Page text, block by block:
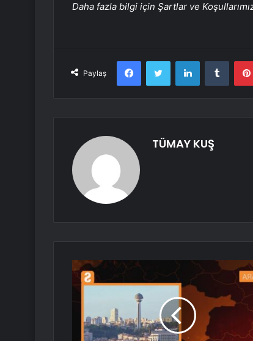
Daha fazla bilgi için Şartlar ve
Paylaş
FacebookTwitter LinkedIn
TÜMAY KUŞ